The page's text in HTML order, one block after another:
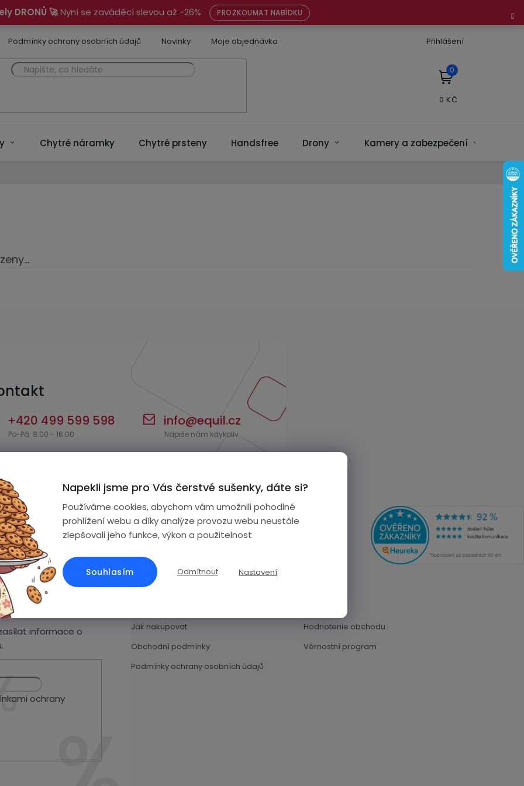
Napekli jsme pro Vás čerstvé sušenky, dáte si?
Používáme cookies, abychom vám umožnili pohodlné
prohlížení webu a díky analýze provozu webu neustále
zlepšovali jeho funkce, výkon a použitelnost
Nastavení
Odmítnout
Souhlasím
DRONŮ 🚀Nyní se zaváděcí slevou až -26% PROZKOUMAT NABÍDKU
Podmínky ochrany osobních údajů Novinky Moje objednávka Přihlášení
NÁKUPNÍ
KOŠÍK
Chytré náramky Chytré prsteny Handsfree Drony Kamery a zabezpečení
info@equil.cz
+420 499 599 598
informace o
ochrany
Vše o nákupu
Vrácení a reklamace zboží
Jak nakupovat
Obchodní podmínky
Podmínky ochrany osobních údajů
Hodnotenie obchodu
Věrnostní program